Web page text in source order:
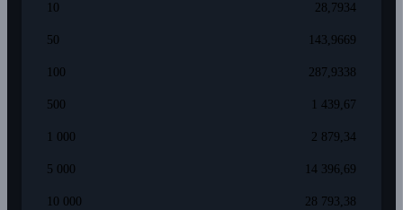
10 28,7934
50 143,9669
100 287,9338
500 1 439,67
1 000 2 879,34
5 000 14 396,69
10 000 28 793,38